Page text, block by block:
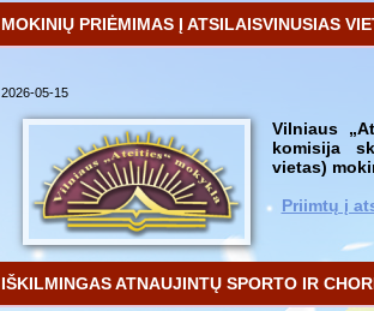
MOKINIŲ PRIĖMIMAS Į ATSILAISVINUSIAS
2026-05-15
Vilniaus
komisija
vietas)
Priimtų į
IŠKILMINGAS ATNAUJINTŲ SPORTO IR